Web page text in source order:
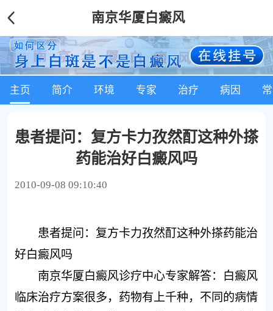
南京华厦白癜风
主页 简介 环境 专家 治疗 病因
患者提问：复方卡力孜然酊这种外搽
药能治好白癜风吗
2010-09-08 09:10:40
患者提问：复方卡力孜然酊这种外搽药能治
好白癜风吗
南京华厦白癜风诊疗中心专家解答：白癜风
临床治疗方案很多，药物有上千种，不同的病情